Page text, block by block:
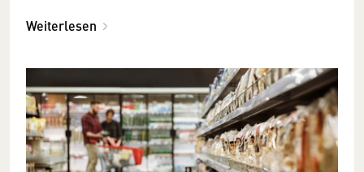
Weiterlesen